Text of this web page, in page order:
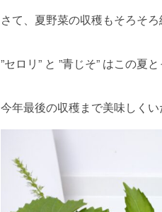
さて、夏野菜の収穫もそろそろ
”セロリ” と ”青じそ” はこの夏
今年最後の収穫まで美味しくい